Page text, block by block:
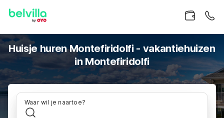
Huisje huren Montefiridolfi - vakantiehuizen
in Montefiridolfi
Waar wil je naartoe?